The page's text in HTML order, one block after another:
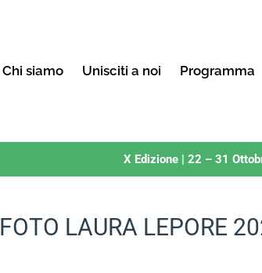
Chi siamo Unisciti a noi Programma
X Edizione | 22 – 31
FOTO LAURA LEPORE